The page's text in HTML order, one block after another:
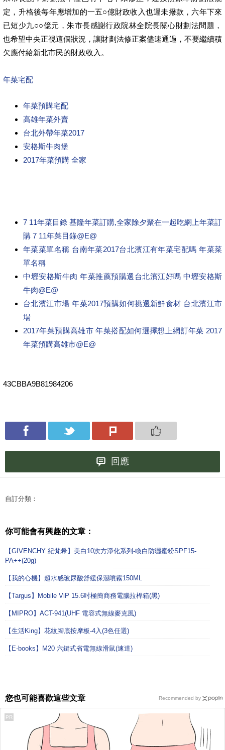
定，升格後每年應增加的一五○億財政收入也遲未撥款，六年下來
已短少九○○億元，朱市長感謝行政院林全院長關心財劃法問題，
也希望中央正視這個狀況，讓財劃法修正案儘速通過，不要繼續積
欠應付給新北市民的財政收入。
年菜宅配
年菜預購宅配
高雄年菜外賣
台北外帶年菜2017
安格斯牛肉堡
2017年菜預購 全家
7 11年菜目錄 基隆年菜訂購,全家除夕聚在一起吃網上年菜訂
購 7 11年菜目錄@E@
年菜菜單名稱 台南年菜2017台北濱江有年菜宅配嗎 年菜菜
單名稱
中壢安格斯牛肉 年菜推薦預購選台北濱江好嗎 中壢安格斯
牛肉@E@
台北濱江市場 年菜2017預購如何挑選新鮮食材 台北濱江市
場
2017年菜預購高雄市 年菜搭配如何選擇想上網訂年菜 2017
年菜預購高雄市@E@
43CBBA9B81984206
回應
自訂分類：
你可能會有興趣的文章：
【GIVENCHY 紀梵希】美白10次方淨化系列-喚白防曬蜜粉SPF15-
PA++(20g)
【我的心機】超水感玻尿酸舒緩保濕噴霧150ML
【Targus】Mobile ViP 15.6吋極簡商務電腦拉桿箱(黑)
【MIPRO】ACT-941(UHF 電容式無線麥克風)
【生活King】花紋腳底按摩板-4入(3色任選)
【E-books】M20 六鍵式省電無線滑鼠(速達)
您也可能喜歡這些文章
PR
Recommended by